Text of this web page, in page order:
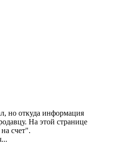
но откуда информация
На этой странице
счет".